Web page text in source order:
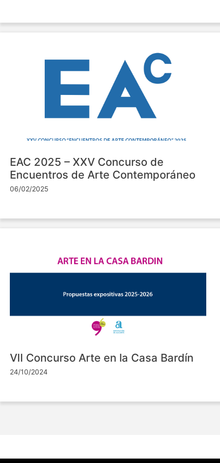
EAC 2025 – XXV Concurso de
Encuentros de Arte Contemporáneo
06/02/2025
VII Concurso Arte en la Casa Bardín
24/10/2024